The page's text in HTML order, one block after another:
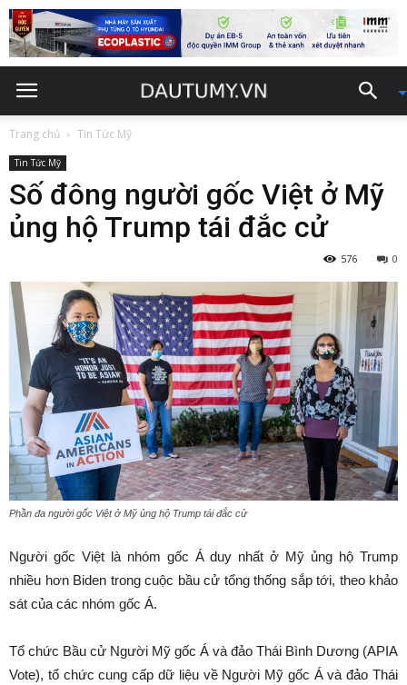
Trang chủ Tin Tức Mỹ
Tin Tức Mỹ
Số đông người gốc Việt ở Mỹ
ủng hộ Trump tái đắc cử
0
576
Phần đa người gốc Việt ở Mỹ ủng hộ Trump tái đắc cử
Người gốc Việt là nhóm gốc Á duy nhất ở Mỹ ủng hộ Trump
nhiều hơn Biden trong cuộc bầu cử tổng thống sắp tới, theo khảo
sát của các nhóm gốc Á.
Tổ chức Bầu cử Người Mỹ gốc Á và đảo Thái Bình Dương (APIA
Vote), tổ chức cung cấp dữ liệu về Người Mỹ gốc Á và đảo Thái